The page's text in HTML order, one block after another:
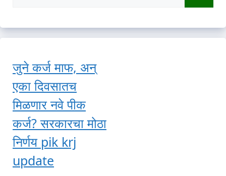
जुने कर्ज माफ, अन्
एका दिवसातच
मिळणार नवे पीक
कर्ज? सरकारचा मोठा
निर्णय pik krj
update